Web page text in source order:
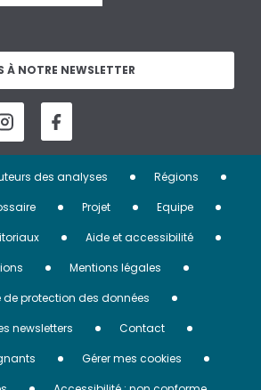
NOTRE NEWSLETTER
des analyses
Régions
Projet
Equipe
Aide et accessibilité
Mentions légales
de protection des données
newsletters
Contact
Gérer mes cookies